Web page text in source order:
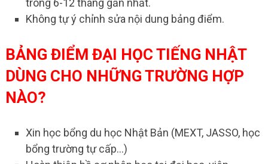
trong 6-12 tháng gần nhất.
Không tự ý chỉnh sửa nội dung bảng điểm.
BẢNG ĐIỂM ĐẠI HỌC TIẾNG NHẬT
DÙNG CHO NHỮNG TRƯỜNG HỢP
NÀO?
Xin học bổng du học Nhật Bản (MEXT, JASSO, học
bổng trường tự cấp…)